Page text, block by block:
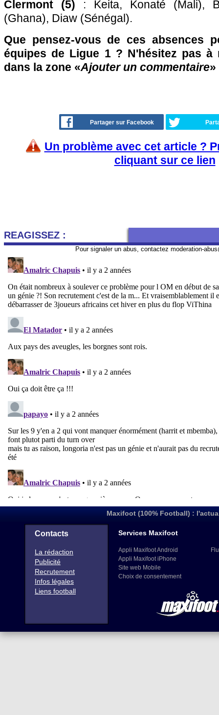
Clermont (5) : Keita, Konaté (Mali),
(Ghana), Diaw (Sénégal).
Que pensez-vous de ces absences
équipes de Ligue 1 ? N'hésitez pas à
dans la zone «Ajouter un commentaire
Partager sur Facebook
Un problème avec cet article ?
cliquant sur ce lien
REAGISSEZ :
Pour signaler un abus, contactez moderation-
Maxifoot (100% Football) :
Contacts
La rédaction
Publicité
Recrutement
Infos légales
Liens football
Services Maxifoot
Appli Maxifoot Android
Appli Maxifoot iPhone
Site web Mobile
Choix de consentement